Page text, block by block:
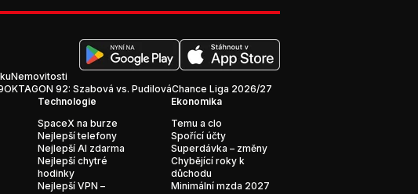
Nemovitosti
OKTAGON 92: Szabová vs. PudilováChance Liga 2026/27
Technologie
SpaceX na burze
Nejlepší telefony
Nejlepší AI zdarma
Nejlepší chytré
hodinky
Nejlepší VPN –
Ekonomika
Temu a clo
Spořící účty
Superdávka – změny
Chybějící roky k
důchodu
Minimální mzda 2027